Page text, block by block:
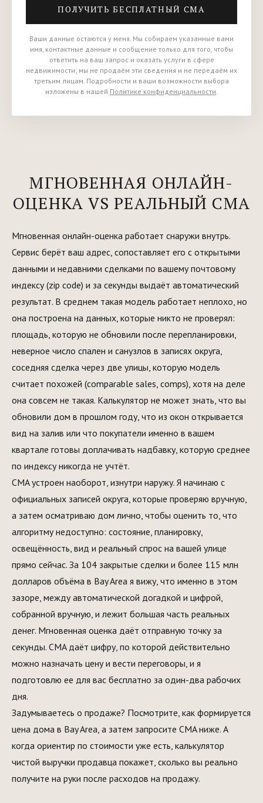
ПОЛУЧИТЬ БЕСПЛАТНЫЙ CMA
Ваши данные остаются у меня. Мы собираем указанные вами
имя, контактные данные и сообщение только для того, чтобы
ответить на ваш запрос и оказать услуги в сфере
недвижимости; мы не продаём эти сведения и не передаём их
третьим лицам. Подробности и ваши возможности выбора
изложены в нашей Политике конфиденциальности.
МГНОВЕННАЯ ОНЛАЙН-
ОЦЕНКА VS РЕАЛЬНЫЙ CMA
Мгновенная онлайн-оценка работает снаружи внутрь.
Сервис берёт ваш адрес, сопоставляет его с открытыми
данными и недавними сделками по вашему почтовому
индексу (zip code) и за секунды выдаёт автоматический
результат. В среднем такая модель работает неплохо, но
она построена на данных, которые никто не проверял:
площадь, которую не обновили после перепланировки,
неверное число спален и санузлов в записях округа,
соседняя сделка через две улицы, которую модель
считает похожей (comparable sales, comps), хотя на деле
она совсем не такая. Калькулятор не может знать, что вы
обновили дом в прошлом году, что из окон открывается
вид на залив или что покупатели именно в вашем
квартале готовы доплачивать надбавку, которую среднее
по индексу никогда не учтёт.
CMA устроен наоборот, изнутри наружу. Я начинаю с
официальных записей округа, которые проверяю вручную,
а затем осматриваю дом лично, чтобы оценить то, что
алгоритму недоступно: состояние, планировку,
освещённость, вид и реальный спрос на вашей улице
прямо сейчас. За 104 закрытые сделки и более 115 млн
долларов объёма в Bay Area я вижу, что именно в этом
зазоре, между автоматической догадкой и цифрой,
собранной вручную, и лежит большая часть реальных
денег. Мгновенная оценка даёт отправную точку за
секунды. CMA даёт цифру, по которой действительно
можно назначать цену и вести переговоры, и я
подготовлю ее для вас бесплатно за один-два рабочих
дня.
Задумываетесь о продаже? Посмотрите, как формируется
цена дома в Bay Area, а затем запросите CMA ниже. А
когда ориентир по стоимости уже есть, калькулятор
чистой выручки продавца покажет, сколько вы реально
получите на руки после расходов на продажу.